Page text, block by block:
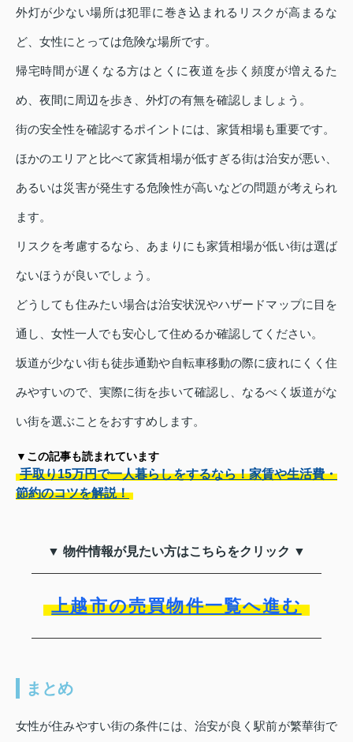
外灯が少ない場所は犯罪に巻き込まれるリスクが高まるな
ど、女性にとっては危険な場所です。
帰宅時間が遅くなる方はとくに夜道を歩く頻度が増えるた
め、夜間に周辺を歩き、外灯の有無を確認しましょう。
街の安全性を確認するポイントには、家賃相場も重要です。
ほかのエリアと比べて家賃相場が低すぎる街は治安が悪い、
あるいは災害が発生する危険性が高いなどの問題が考えられ
ます。
リスクを考慮するなら、あまりにも家賃相場が低い街は選ば
ないほうが良いでしょう。
どうしても住みたい場合は治安状況やハザードマップに目を
通し、女性一人でも安心して住めるか確認してください。
坂道が少ない街も徒歩通勤や自転車移動の際に疲れにくく住
みやすいので、実際に街を歩いて確認し、なるべく坂道がな
い街を選ぶことをおすすめします。
▼この記事も読まれています
手取り15万円で一人暮らしをするなら！家賃や生活費・
節約のコツを解説！
▼ 物件情報が見たい方はこちらをクリック ▼
上越市の売買物件一覧へ進む
まとめ
女性が住みやすい街の条件には、治安が良く駅前が繁華街で